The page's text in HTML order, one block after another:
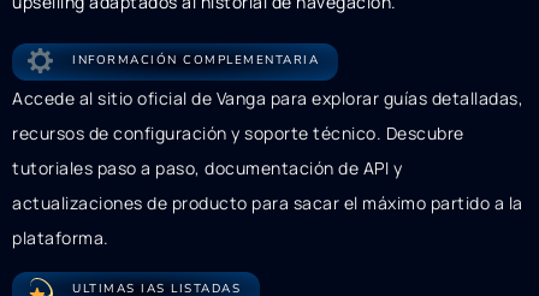
INFORMACIÓN COMPLEMENTARIA
Accede al sitio oficial de Vanga para explorar guías detalladas,
recursos de configuración y soporte técnico. Descubre
tutoriales paso a paso, documentación de API y
actualizaciones de producto para sacar el máximo partido a la
plataforma.
ULTIMAS IAS LISTADAS